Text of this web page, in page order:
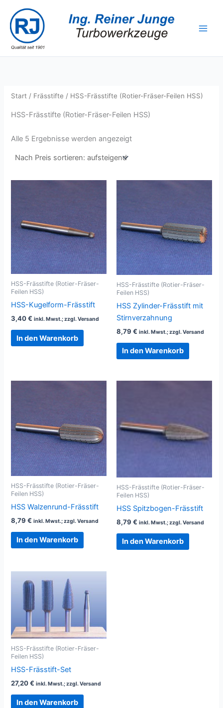
Inhalt
springen
Start / Frässtifte / HSS-Frässtifte (Rotier-Fräser-Feilen HSS)
HSS-Frässtifte (Rotier-Fräser-Feilen HSS)
Alle 5 Ergebnisse werden angezeigtNach
HSS-Frässtifte (Rotier-Fräser-
Feilen HSS)
HSS-Kugelform-Frässtift
3,40€ inkl. Mwst.; zzgl. Versand
In den Warenkorb
HSS-Frässtifte (Rotier-Fräser-
Feilen HSS)
HSS Zylinder-Frässtift mit
Stirnverzahnung
8,79 € inkl. Mwst.; zzgl. Versand
In den Warenkorb
HSS-Frässtifte (Rotier-Fräser-
Feilen HSS)
HSS Walzenrund-Frässtift
8,79€ inkl. Mwst.; zzgl. Versand
In den Warenkorb
HSS-Frässtifte (Rotier-Fräser-
Feilen HSS)
HSS Spitzbogen-Frässtift
8,79 € inkl. Mwst.; zzgl. Versand
In den Warenkorb
HSS-Frässtifte (Rotier-Fräser-
Feilen HSS)
HSS-Frässtift-Set
27,20€ inkl. Mwst.; zzgl. Versand
In den Warenkorb